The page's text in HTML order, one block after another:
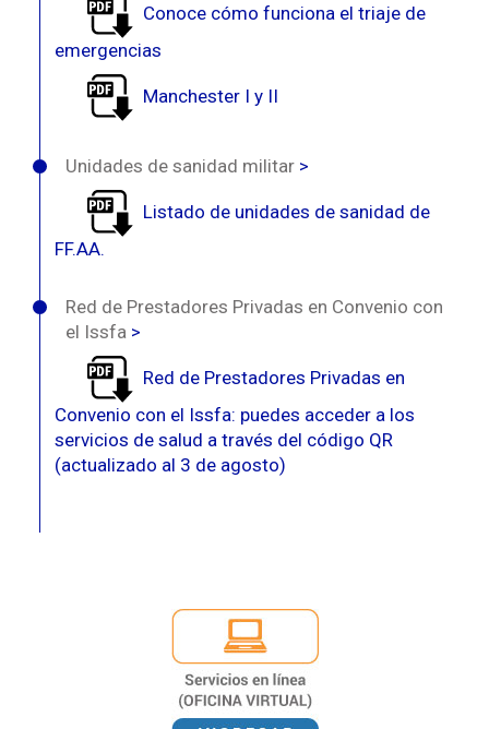
Conoce cómo funciona el triaje de
emergencias
Manchester I y II
Unidades de sanidad militar >
Listado de unidades de sanidad de
FF.AA.
Red de Prestadores Privadas en Convenio con
el Issfa >
Red de Prestadores Privadas en
Convenio con el Issfa: puedes acceder a los
servicios de salud a través del código QR
(actualizado al 3 de agosto)